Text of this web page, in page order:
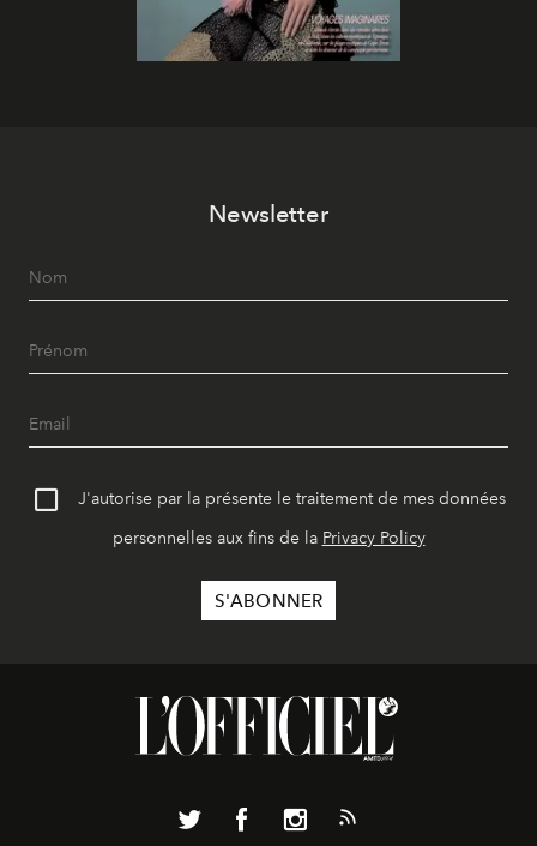
Newsletter
J'autorise par la présente le traitement de mes données
personnelles aux fins de la Privacy Policy